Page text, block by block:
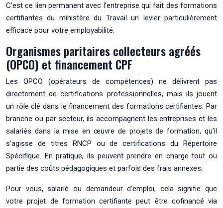
C’est ce lien permanent avec l’entreprise qui fait des formations
certifiantes du ministère du Travail un levier particulièrement
efficace pour votre employabilité.
Organismes paritaires collecteurs agréés
(OPCO) et financement CPF
Les OPCO (opérateurs de compétences) ne délivrent pas
directement de certifications professionnelles, mais ils jouent
un rôle clé dans le financement des formations certifiantes. Par
branche ou par secteur, ils accompagnent les entreprises et les
salariés dans la mise en œuvre de projets de formation, qu’il
s’agisse de titres RNCP ou de certifications du Répertoire
Spécifique. En pratique, ils peuvent prendre en charge tout ou
partie des coûts pédagogiques et parfois des frais annexes.
Pour vous, salarié ou demandeur d’emploi, cela signifie que
votre projet de formation certifiante peut être cofinancé via